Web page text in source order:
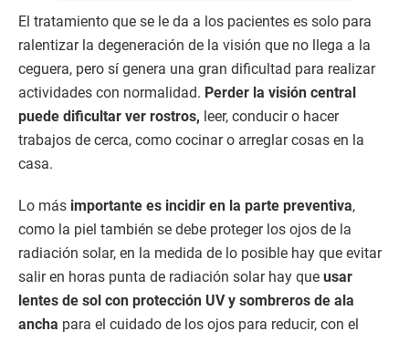
El tratamiento que se le da a los pacientes es solo para
ralentizar la degeneración de la visión que no llega a la
ceguera, pero sí genera una gran dificultad para realizar
actividades con normalidad. Perder la visión central
puede dificultar ver rostros, leer, conducir o hacer
trabajos de cerca, como cocinar o arreglar cosas en la
casa.
Lo más importante es incidir en la parte preventiva,
como la piel también se debe proteger los ojos de la
radiación solar, en la medida de lo posible hay que evitar
salir en horas punta de radiación solar hay que usar
lentes de sol con protección UV y sombreros de ala
ancha para el cuidado de los ojos para reducir, con el